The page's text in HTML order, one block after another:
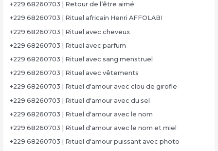
+229 68260703 | Retour de l’être aimé
+229 68260703 | Rituel africain Henri AFFOLABI
+229 68260703 | Rituel avec cheveux
+229 68260703 | Rituel avec parfum
+229 68260703 | Rituel avec sang menstruel
+229 68260703 | Rituel avec vêtements
+229 68260703 | Rituel d'amour avec clou de girofle
+229 68260703 | Rituel d'amour avec du sel
+229 68260703 | Rituel d'amour avec le nom
+229 68260703 | Rituel d'amour avec le nom et miel
+229 68260703 | Rituel d'amour puissant avec photo